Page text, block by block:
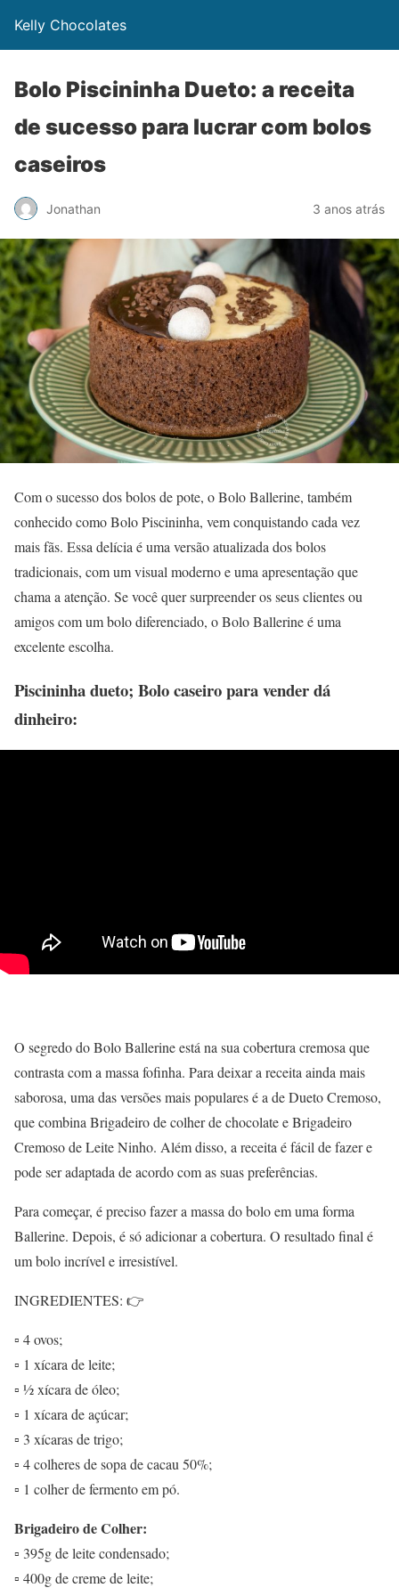
Kelly Chocolates
Bolo Piscininha Dueto: a receita
de sucesso para lucrar com bolos
caseiros
Jonathan 3 anos atrás
Com o sucesso dos bolos de pote, o Bolo Ballerine, também
conhecido como Bolo Piscininha, vem conquistando cada vez
mais fãs. Essa delícia é uma versão atualizada dos bolos
tradicionais, com um visual moderno e uma apresentação que
chama a atenção. Se você quer surpreender os seus clientes ou
amigos com um bolo diferenciado, o Bolo Ballerine é uma
excelente escolha.
Piscininha dueto; Bolo caseiro para vender dá
dinheiro:
O segredo do Bolo Ballerine está na sua cobertura cremosa que
contrasta com a massa fofinha. Para deixar a receita ainda mais
saborosa, uma das versões mais populares é a de Dueto Cremoso,
que combina Brigadeiro de colher de chocolate e Brigadeiro
Cremoso de Leite Ninho. Além disso, a receita é fácil de fazer e
pode ser adaptada de acordo com as suas preferências.
Para começar, é preciso fazer a massa do bolo em uma forma
Ballerine. Depois, é só adicionar a cobertura. O resultado final é
um bolo incrível e irresistível.
INGREDIENTES: 👉
▫ 4 ovos;
▫ 1 xícara de leite;
▫ ½ xícara de óleo;
▫ 1 xícara de açúcar;
▫ 3 xícaras de trigo;
▫ 4 colheres de sopa de cacau 50%;
▫ 1 colher de fermento em pó.
Brigadeiro de Colher:
▫ 395g de leite condensado;
▫ 400g de creme de leite;